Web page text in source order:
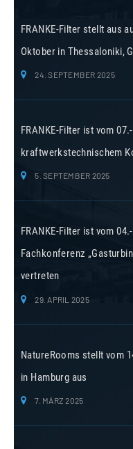
FRANKE-Filter stellt aus
Oktober in Thessaloniki,
24. SEPTEMBER 2025
FRANKE-Filter ist vom
kraftwerkstechnischem
5. SEPTEMBER 2025
FRANKE-Filter ist vom
Fachkonferenz
vertreten
29. APRIL 2025
NatureRooms stellt vom
in Hamburg aus
7. MÄRZ 2025